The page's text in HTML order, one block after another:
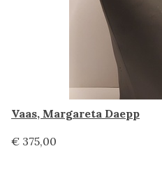
Vaas, Margareta Daepp
€ 375,00